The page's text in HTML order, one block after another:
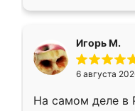
Игорь М.
6 августа
На самом деле в